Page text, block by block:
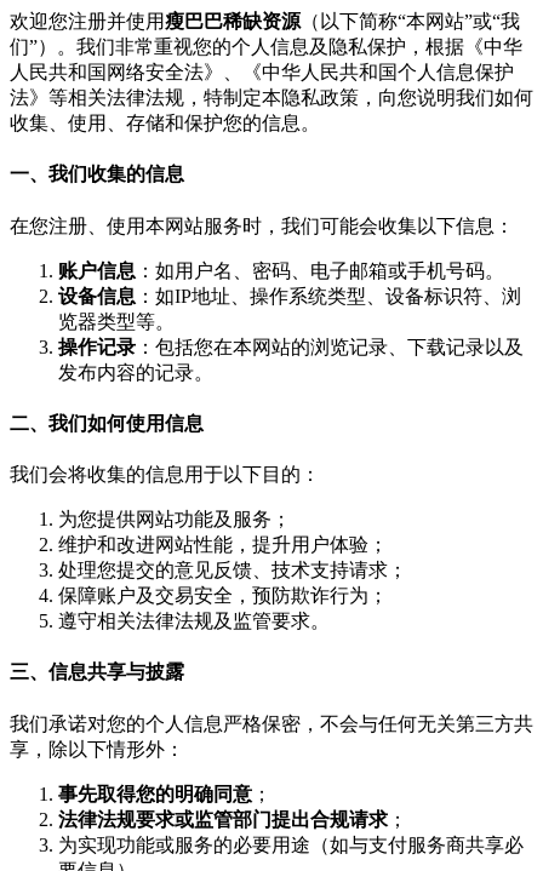
欢迎您注册并使用瘦巴巴稀缺资源 （以下简称“本网站”或“我
们”）。我们非常重视您的个人信息及隐私保护，根据《中华
人民共和国网络安全法》、《中华人民共和国个人信息保护
法》等相关法律法规，特制定本隐私政策，向您说明我们如何
收集、使用、存储和保护您的信息。
一、我们收集的信息
在您注册、使用本网站服务时，我们可能会收集以下信息：
账户信息 ：如用户名、密码、电子邮箱或手机号码。
设备信息 ：如IP地址、操作系统类型、设备标识符、浏
览器类型等。
操作记录 ：包括您在本网站的浏览记录、下载记录以及
发布内容的记录。
二、我们如何使用信息
我们会将收集的信息用于以下目的：
为您提供网站功能及服务；
维护和改进网站性能，提升用户体验；
处理您提交的意见反馈、技术支持请求；
保障账户及交易安全，预防欺诈行为；
遵守相关法律法规及监管要求。
三、信息共享与披露
我们承诺对您的个人信息严格保密，不会与任何无关第三方共
享，除以下情形外：
事先取得您的明确同意 ；
法律法规要求或监管部门提出合规请求 ；
为实现功能或服务的必要用途（如与支付服务商共享必